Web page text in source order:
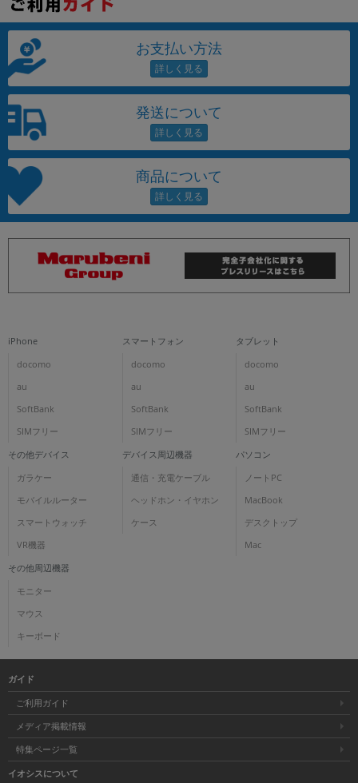
お支払い方法
発送について
商品について
iPhone
docomo
au
SoftBank
SIMフリー
スマートフォン
docomo
au
SoftBank
SIMフリー
タブレット
docomo
au
SoftBank
SIMフリー
その他デバイス
ガラケー
モバイルルーター
スマートウォッチ
VR機器
デバイス周辺機器
通信・充電ケーブル
ヘッドホン・イヤホン
ケース
パソコン
ノートPC
MacBook
デスクトップ
Mac
その他周辺機器
モニター
マウス
キーボード
ガイド
ご利用ガイド
メディア掲載情報
特集ページ一覧
イオシスについて